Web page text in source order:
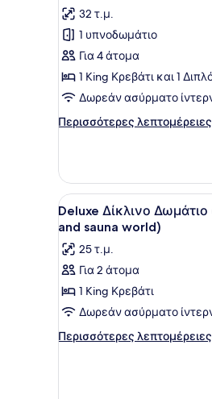
για
Standard
Διαμέρισμα
(with
60
minutes
Water
σχόλιο)
32 τ.μ.
1 υπνοδωμάτιο
Για 4 άτομα
1 King Κρεβάτι και 1
Δωρεάν ασύρματο
Περισσότερες λεπτομέρειες
Περισσότερες
Διαμέρισμα
(with
60
minutes
world
Access)
Προβολή
όλων
των
φωτογραφιών
για
Deluxe
Δίκλινο
Δωμάτιο
7
Deluxe Δίκλινο
and sauna world)
25 τ.μ.
Για 2 άτομα
1 King Κρεβάτι
Δωρεάν ασύρματο
Περισσότερες λεπτομέρειες
Περισσότερες